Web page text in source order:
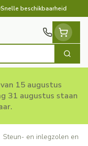
Snelle beschikbaarheid
Zoek
15 augustus
31 augustus staan
Steun- en inlegzolen en